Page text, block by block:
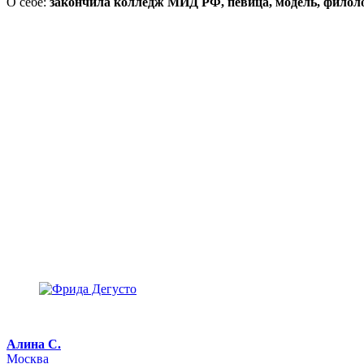
Алина С.
Москва